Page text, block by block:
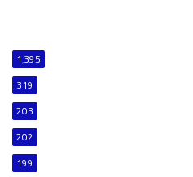
1٬395
319
203
202
199